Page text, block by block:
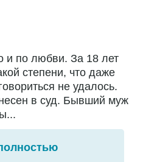
по любви. За 18 лет
степени, что даже
не удалось.
в суд. Бывший муж